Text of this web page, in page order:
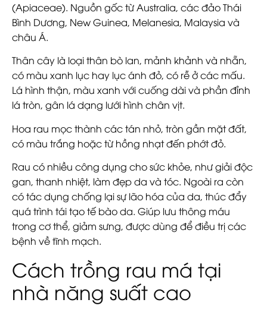
(Apiaceae). Nguồn gốc từ Australia, các đảo Thái
Bình Dương, New Guinea, Melanesia, Malaysia và
châu Á.
Thân cây là loại thân bò lan, mảnh khảnh và nhẵn,
có màu xanh lục hay lục ánh đỏ, có rễ ở các mấu.
Lá hình thận, màu xanh với cuống dài và phần đỉnh
lá tròn, gân lá dạng lưới hình chân vịt.
Hoa rau mọc thành các tán nhỏ, tròn gần mặt đất,
có màu trắng hoặc từ hồng nhạt đến phớt đỏ.
Rau có nhiều công dụng cho sức khỏe, như giải độc
gan, thanh nhiệt, làm đẹp da và tóc. Ngoài ra còn
có tác dụng chống lại sự lão hóa của da, thúc đẩy
quá trình tái tạo tế bào da. Giúp lưu thông máu
trong cơ thể, giảm sưng, được dùng để điều trị các
bệnh về tĩnh mạch.
Cách trồng rau má tại
nhà năng suất cao